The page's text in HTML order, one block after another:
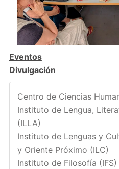
Eventos
Divulgación
Centro de Ciencias
Instituto de Lengua,
(ILLA)
Instituto de Lenguas y
y Oriente Próximo (ILC)
Instituto de Filosofía (IFS)